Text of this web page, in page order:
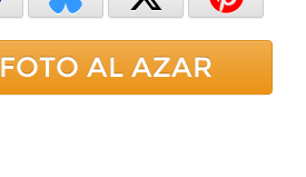
FOTO AL AZAR